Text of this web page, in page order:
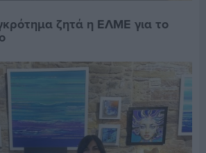
ζητά η ΕΛΜΕ για το